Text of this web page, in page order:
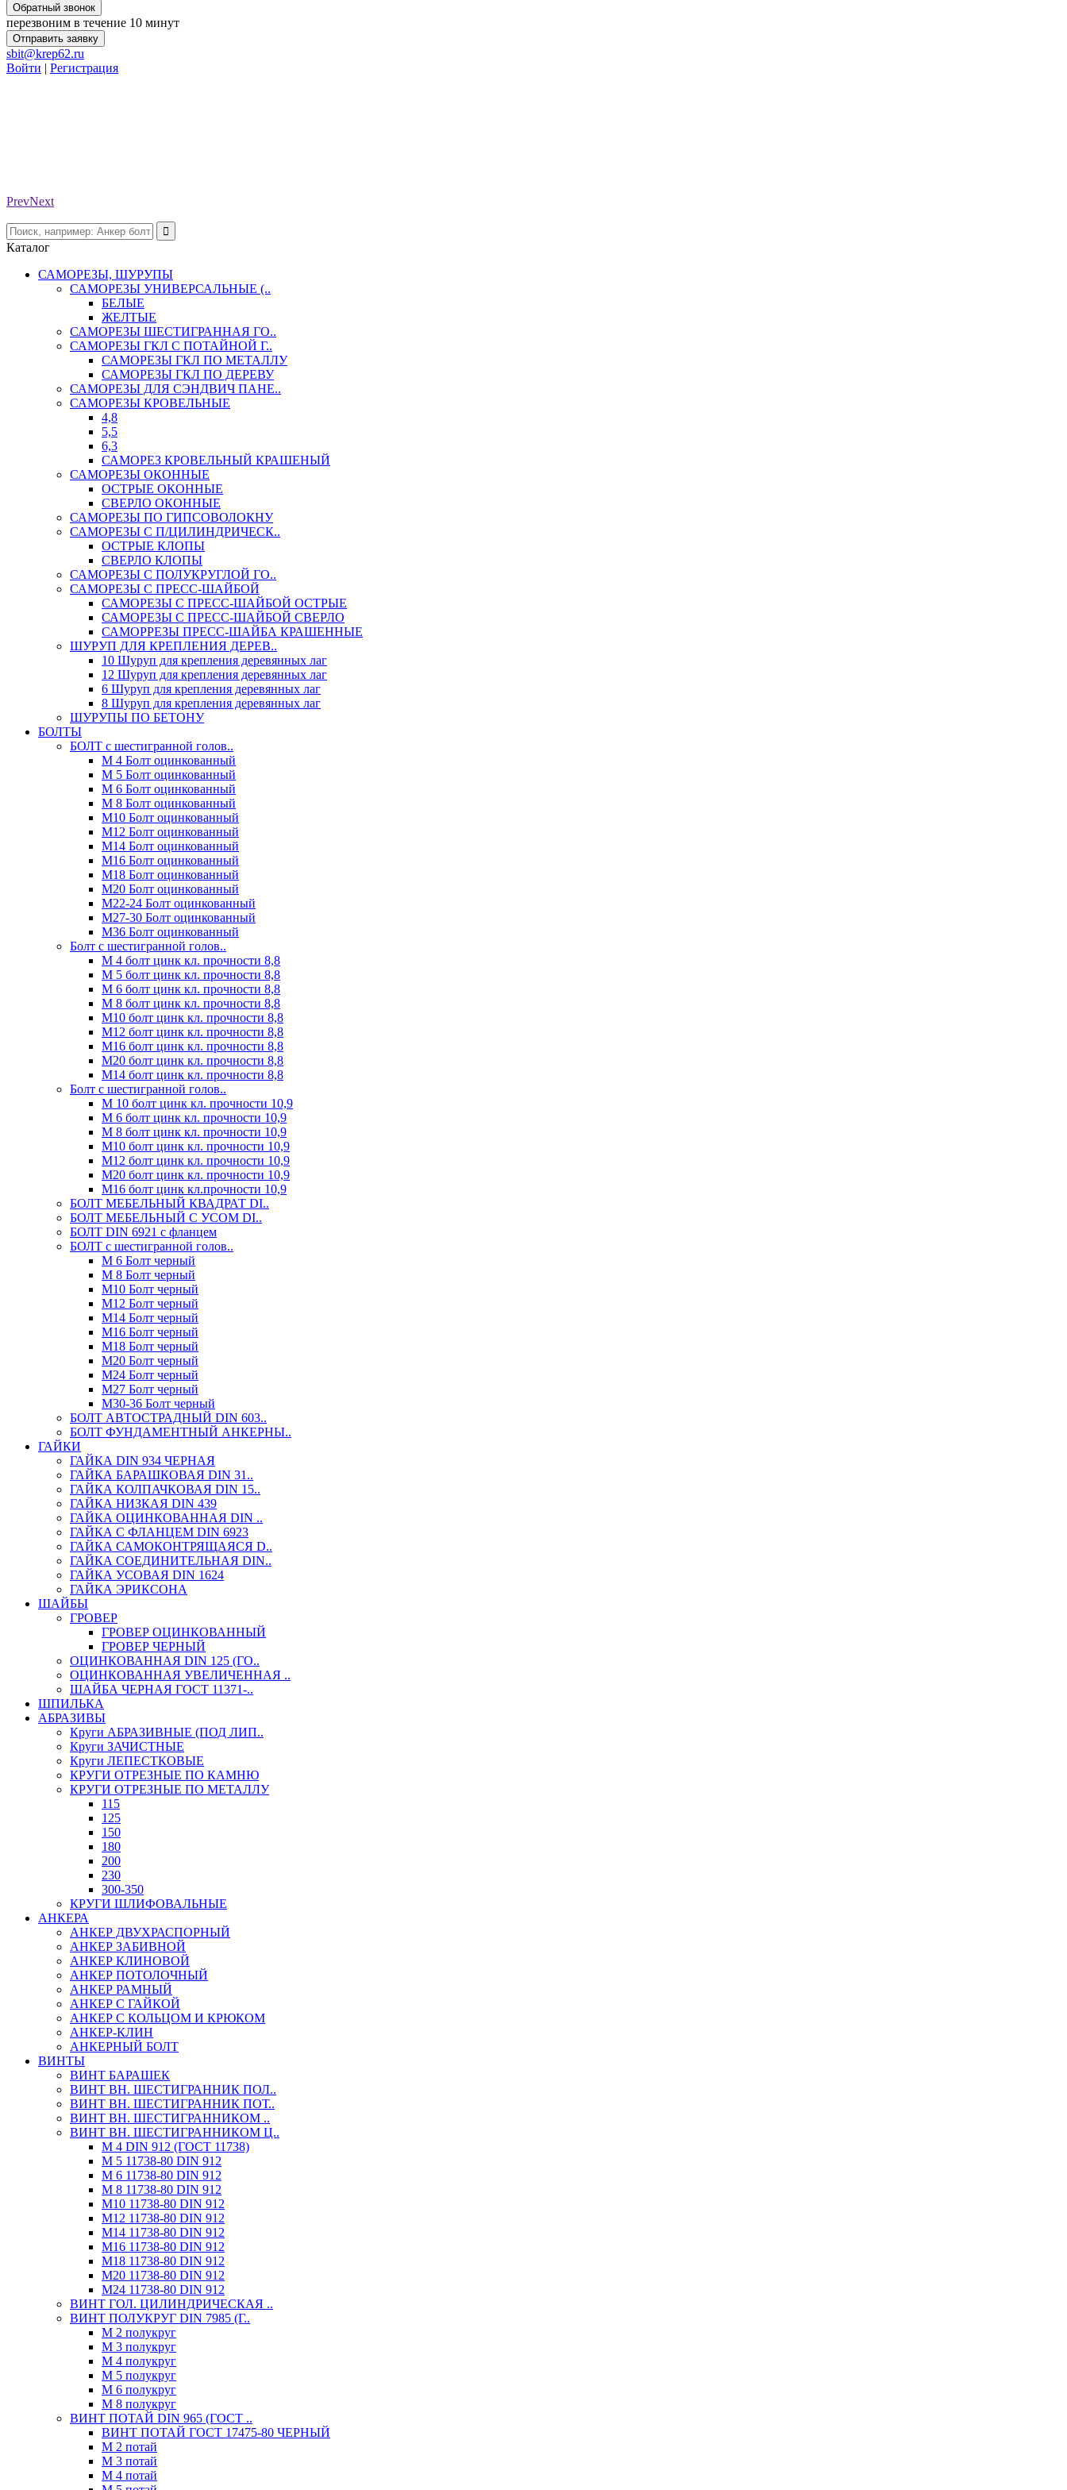
Обратный звонок
перезвоним в течение 10 минут
Отправить заявку
sbit@krep62.ru
Войти | Регистрация
PrevNext
Каталог
САМОРЕЗЫ, ШУРУПЫ
САМОРЕЗЫ УНИВЕРСАЛЬНЫЕ (..
БЕЛЫЕ
ЖЕЛТЫЕ
САМОРЕЗЫ ШЕСТИГРАННАЯ ГО..
САМОРЕЗЫ ГКЛ С ПОТАЙНОЙ Г..
САМОРЕЗЫ ГКЛ ПО МЕТАЛЛУ
САМОРЕЗЫ ГКЛ ПО ДЕРЕВУ
САМОРЕЗЫ ДЛЯ СЭНДВИЧ ПАНЕ..
САМОРЕЗЫ КРОВЕЛЬНЫЕ
4,8
5,5
6,3
САМОРЕЗ КРОВЕЛЬНЫЙ КРАШЕНЫЙ
САМОРЕЗЫ ОКОННЫЕ
ОСТРЫЕ ОКОННЫЕ
СВЕРЛО ОКОННЫЕ
САМОРЕЗЫ ПО ГИПСОВОЛОКНУ
САМОРЕЗЫ С П/ЦИЛИНДРИЧЕСК..
ОСТРЫЕ КЛОПЫ
СВЕРЛО КЛОПЫ
САМОРЕЗЫ С ПОЛУКРУГЛОЙ ГО..
САМОРЕЗЫ С ПРЕСС-ШАЙБОЙ
САМОРЕЗЫ С ПРЕСС-ШАЙБОЙ ОСТРЫЕ
САМОРЕЗЫ С ПРЕСС-ШАЙБОЙ СВЕРЛО
САМОРРЕЗЫ ПРЕСС-ШАЙБА КРАШЕННЫЕ
ШУРУП ДЛЯ КРЕПЛЕНИЯ ДЕРЕВ..
10 Шуруп для крепления деревянных лаг
12 Шуруп для крепления деревянных лаг
6 Шуруп для крепления деревянных лаг
8 Шуруп для крепления деревянных лаг
ШУРУПЫ ПО БЕТОНУ
БОЛТЫ
БОЛТ с шестигранной голов..
М 4 Болт оцинкованный
М 5 Болт оцинкованный
М 6 Болт оцинкованный
М 8 Болт оцинкованный
М10 Болт оцинкованный
М12 Болт оцинкованный
М14 Болт оцинкованный
М16 Болт оцинкованный
М18 Болт оцинкованный
М20 Болт оцинкованный
М22-24 Болт оцинкованный
М27-30 Болт оцинкованный
М36 Болт оцинкованный
Болт с шестигранной голов..
М 4 болт цинк кл. прочности 8,8
М 5 болт цинк кл. прочности 8,8
М 6 болт цинк кл. прочности 8,8
М 8 болт цинк кл. прочности 8,8
М10 болт цинк кл. прочности 8,8
М12 болт цинк кл. прочности 8,8
М16 болт цинк кл. прочности 8,8
М20 болт цинк кл. прочности 8,8
М14 болт цинк кл. прочности 8,8
Болт с шестигранной голов..
М 10 болт цинк кл. прочности 10,9
М 6 болт цинк кл. прочности 10,9
М 8 болт цинк кл. прочности 10,9
М10 болт цинк кл. прочности 10,9
М12 болт цинк кл. прочности 10,9
М20 болт цинк кл. прочности 10,9
М16 болт цинк кл.прочности 10,9
БОЛТ МЕБЕЛЬНЫЙ КВАДРАТ DI..
БОЛТ МЕБЕЛЬНЫЙ С УСОМ DI..
БОЛТ DIN 6921 c фланцем
БОЛТ с шестигранной голов..
М 6 Болт черный
М 8 Болт черный
М10 Болт черный
М12 Болт черный
М14 Болт черный
М16 Болт черный
М18 Болт черный
М20 Болт черный
М24 Болт черный
М27 Болт черный
М30-36 Болт черный
БОЛТ АВТОСТРАДНЫЙ DIN 603..
БОЛТ ФУНДАМЕНТНЫЙ АНКЕРНЫ..
ГАЙКИ
ГАЙКА DIN 934 ЧЕРНАЯ
ГАЙКА БАРАШКОВАЯ DIN 31..
ГАЙКА КОЛПАЧКОВАЯ DIN 15..
ГАЙКА НИЗКАЯ DIN 439
ГАЙКА ОЦИНКОВАННАЯ DIN ..
ГАЙКА С ФЛАНЦЕМ DIN 6923
ГАЙКА САМОКОНТРЯЩАЯСЯ D..
ГАЙКА СОЕДИНИТЕЛЬНАЯ DIN..
ГАЙКА УСОВАЯ DIN 1624
ГАЙКА ЭРИКСОНА
ШАЙБЫ
ГРОВЕР
ГРОВЕР ОЦИНКОВАННЫЙ
ГРОВЕР ЧЕРНЫЙ
ОЦИНКОВАННАЯ DIN 125 (ГО..
ОЦИНКОВАННАЯ УВЕЛИЧЕННАЯ ..
ШАЙБА ЧЕРНАЯ ГОСТ 11371-..
ШПИЛЬКА
АБРАЗИВЫ
Круги АБРАЗИВНЫЕ (ПОД ЛИП..
Круги ЗАЧИСТНЫЕ
Круги ЛЕПЕСТКОВЫЕ
КРУГИ ОТРЕЗНЫЕ ПО КАМНЮ
КРУГИ ОТРЕЗНЫЕ ПО МЕТАЛЛУ
115
125
150
180
200
230
300-350
КРУГИ ШЛИФОВАЛЬНЫЕ
АНКЕРА
АНКЕР ДВУХРАСПОРНЫЙ
АНКЕР ЗАБИВНОЙ
АНКЕР КЛИНОВОЙ
АНКЕР ПОТОЛОЧНЫЙ
АНКЕР РАМНЫЙ
АНКЕР С ГАЙКОЙ
АНКЕР С КОЛЬЦОМ И КРЮКОМ
АНКЕР-КЛИН
АНКЕРНЫЙ БОЛТ
ВИНТЫ
ВИНТ БАРАШЕК
ВИНТ ВН. ШЕСТИГРАННИК ПОЛ..
ВИНТ ВН. ШЕСТИГРАННИК ПОТ..
ВИНТ ВН. ШЕСТИГРАННИКОМ ..
ВИНТ ВН. ШЕСТИГРАННИКОМ Ц..
М 4 DIN 912 (ГОСТ 11738)
М 5 11738-80 DIN 912
М 6 11738-80 DIN 912
М 8 11738-80 DIN 912
М10 11738-80 DIN 912
М12 11738-80 DIN 912
М14 11738-80 DIN 912
М16 11738-80 DIN 912
М18 11738-80 DIN 912
М20 11738-80 DIN 912
М24 11738-80 DIN 912
ВИНТ ГОЛ. ЦИЛИНДРИЧЕСКАЯ ..
ВИНТ ПОЛУКРУГ DIN 7985 (Г..
М 2 полукруг
М 3 полукруг
М 4 полукруг
М 5 полукруг
М 6 полукруг
М 8 полукруг
ВИНТ ПОТАЙ DIN 965 (ГОСТ ..
ВИНТ ПОТАЙ ГОСТ 17475-80 ЧЕРНЫЙ
М 2 потай
М 3 потай
М 4 потай